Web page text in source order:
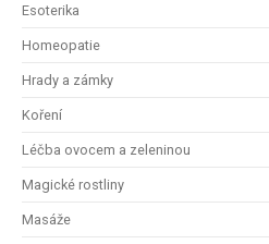
Esoterika
Homeopatie
Hrady a zámky
Koření
Léčba ovocem a zeleninou
Magické rostliny
Masáže